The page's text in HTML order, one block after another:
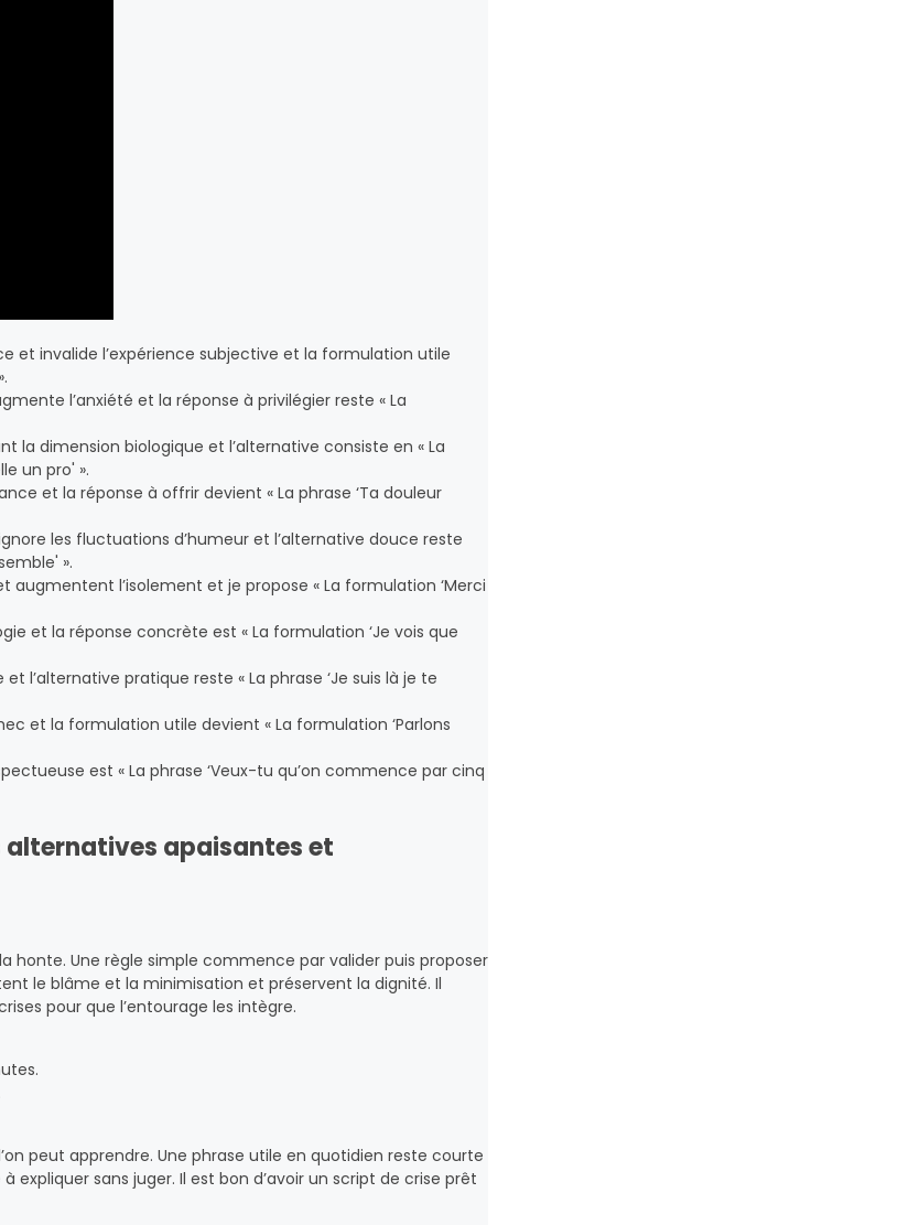
et invalide l’expérience subjective et la formulation utile
l’anxiété et la réponse à privilégier reste « La
la dimension biologique et l’alternative consiste en « La
un pro' ».
et la réponse à offrir devient « La phrase ‘Ta douleur
les fluctuations d’humeur et l’alternative douce reste
».
l’isolement et je propose « La formulation ‘Merci
et la réponse concrète est « La formulation ‘Je vois que
l’alternative pratique reste « La phrase ‘Je suis là je te
et la formulation utile devient « La formulation ‘Parlons
est « La phrase ‘Veux-tu qu’on commence par cinq
alternatives apaisantes et
honte. Une règle simple commence par valider puis proposer
le blâme et la minimisation et préservent la dignité. Il
pour que l’entourage les intègre.
peut apprendre. Une phrase utile en quotidien reste courte
à expliquer sans juger. Il est bon d’avoir un script de crise prêt